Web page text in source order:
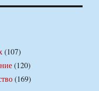
(107)
(120)
(169)